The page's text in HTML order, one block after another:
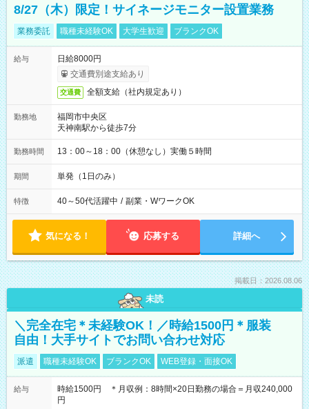
8/27（木）限定！サイネージモニター設置業務
業務委託 職種未経験OK 大学生歓迎 ブランクOK
給与
日給8000円
交通費別途支給あり
交通費 全額支給（社内規定あり）
勤務地
福岡市中央区
天神南駅から徒歩7分
勤務時間 13：00～18：00（休憩なし）実働５時間
期間 単発（1日のみ）
特徴 40～50代活躍中 / 副業・WワークOK
気になる！ 応募する 詳細へ
掲載日：2026.08.06
未読
＼完全在宅＊未経験OK！／時給1500円＊服装
自由！大手サイトでお問い合わせ対応
派遣 職種未経験OK ブランクOK WEB登録・面接OK
給与
時給1500円 ＊月収例：8時間×20日勤務の場合＝月収240,000
円